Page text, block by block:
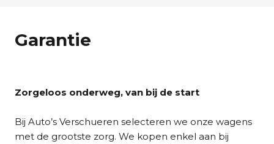
Garantie
Zorgeloos onderweg, van bij de start
Bij Auto’s Verschueren selecteren we onze wagens
met de grootste zorg. We kopen enkel aan bij